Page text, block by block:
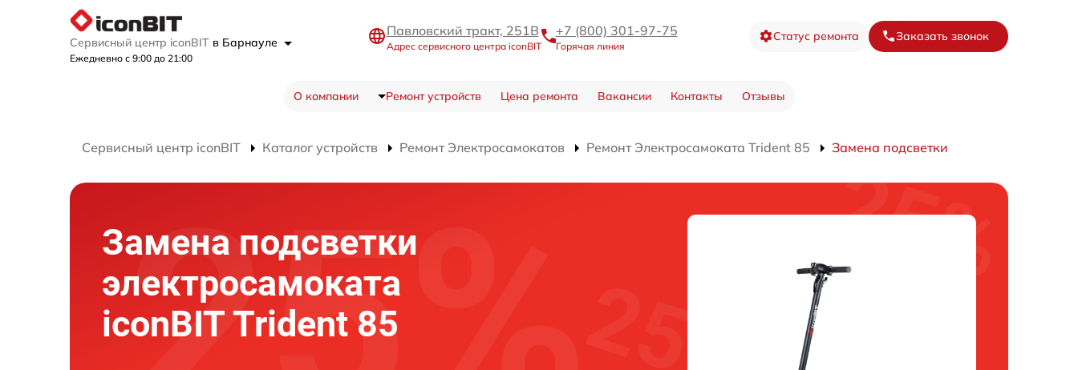
Сервисный центр iconBIT в Барнауле
Ежедневно с 9:00 до 21:00
Павловский тракт, 251В
Адрес сервисного центра iconBIT
+7 (800) 301-97-75
Горячая линия
Статус ремонта Заказать звонок
О компании Ремонт устройств Цена ремонта Вакансии Контакты Отзывы
Сервисный центр iconBIT Каталог устройств Ремонт Электросамокатов Ремонт Электросамоката Trident 85 Замена подсветки
Замена подсветки
электросамоката
iconBIT Trident 85